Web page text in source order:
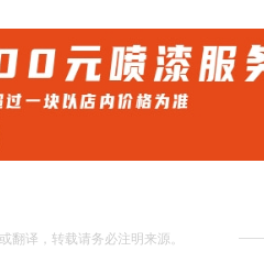
翻译，转载请务必注明来源。